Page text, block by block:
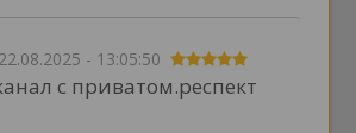
- 13:05:50
с приватом.респект